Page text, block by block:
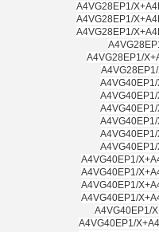
A4VG28EP1/
A4VG28EP1/
A4VG28EP1/
A4VG28EP1/
A4VG40EP1/
A4VG40EP1/
A4VG40EP1/
A4VG40EP1/
A4VG40EP1/
A4VG40EP1/